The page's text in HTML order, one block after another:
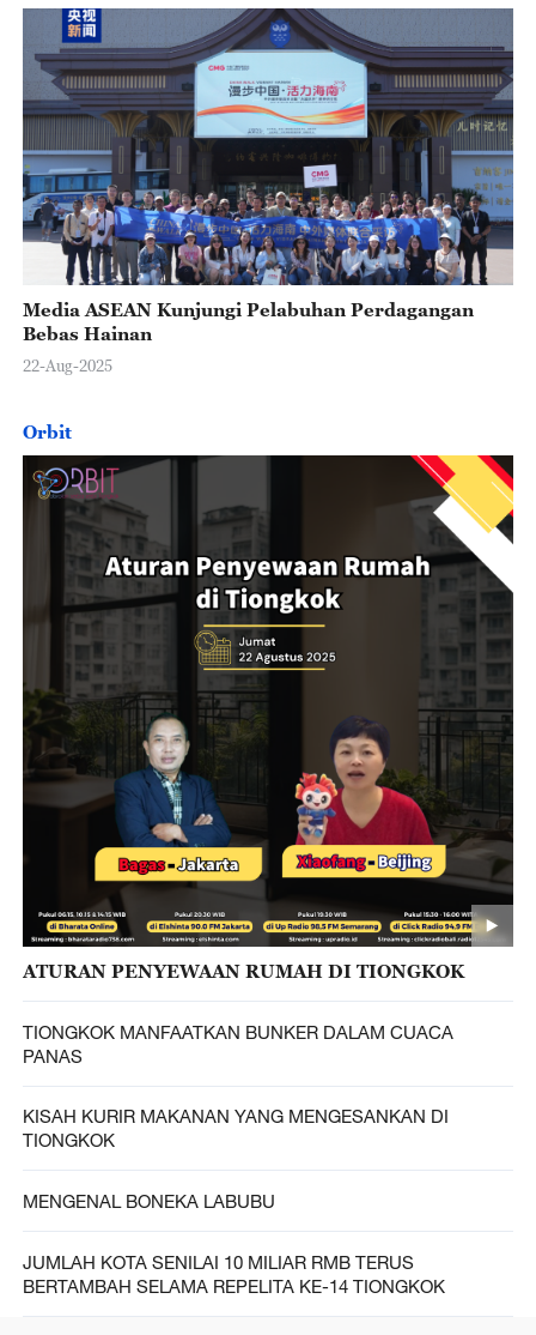
Media ASEAN Kunjungi Pelabuhan Perdagangan
Bebas Hainan
22-Aug-2025
Orbit
ATURAN PENYEWAAN RUMAH DI TIONGKOK
TIONGKOK MANFAATKAN BUNKER DALAM CUACA
PANAS
KISAH KURIR MAKANAN YANG MENGESANKAN DI
TIONGKOK
MENGENAL BONEKA LABUBU
JUMLAH KOTA SENILAI 10 MILIAR RMB TERUS
BERTAMBAH SELAMA REPELITA KE-14 TIONGKOK